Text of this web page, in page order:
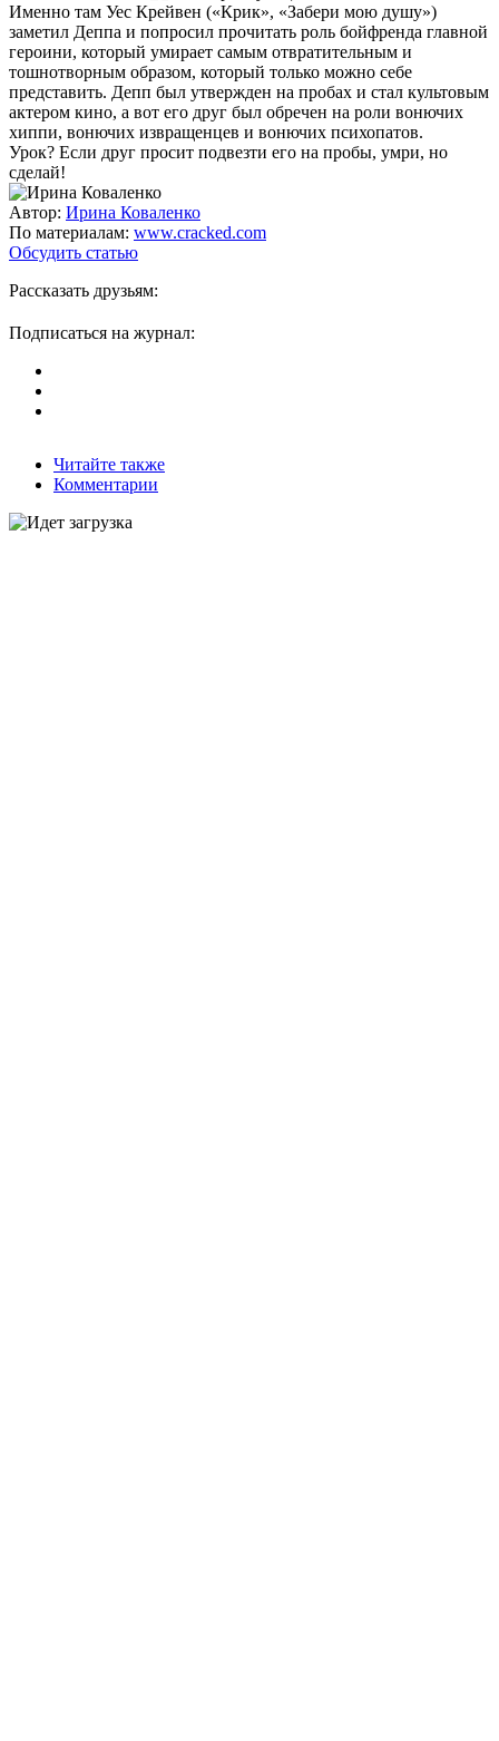
Именно там Уес Крейвен («Крик», «Забери мою душу»)
заметил Деппа и попросил прочитать роль бойфренда главной
героини, который умирает самым отвратительным и
тошнотворным образом, который только можно себе
представить. Депп был утвержден на пробах и стал культовым
актером кино, а вот его друг был обречен на роли вонючих
хиппи, вонючих извращенцев и вонючих психопатов.
Урок? Если друг просит подвезти его на пробы, умри, но
сделай!
Автор: Ирина Коваленко
По материалам: www.cracked.com
Обсудить статью
Рассказать друзьям:
Подписаться на журнал:
Читайте также
Комментарии